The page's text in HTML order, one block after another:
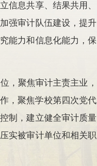
信息共享、结果共用、
强审计队伍建设，提升
能力和信息化能力，保
，聚焦审计主责主业，
，聚焦学校第四次党代
制，建立健全审计质量
实被审计单位和相关职